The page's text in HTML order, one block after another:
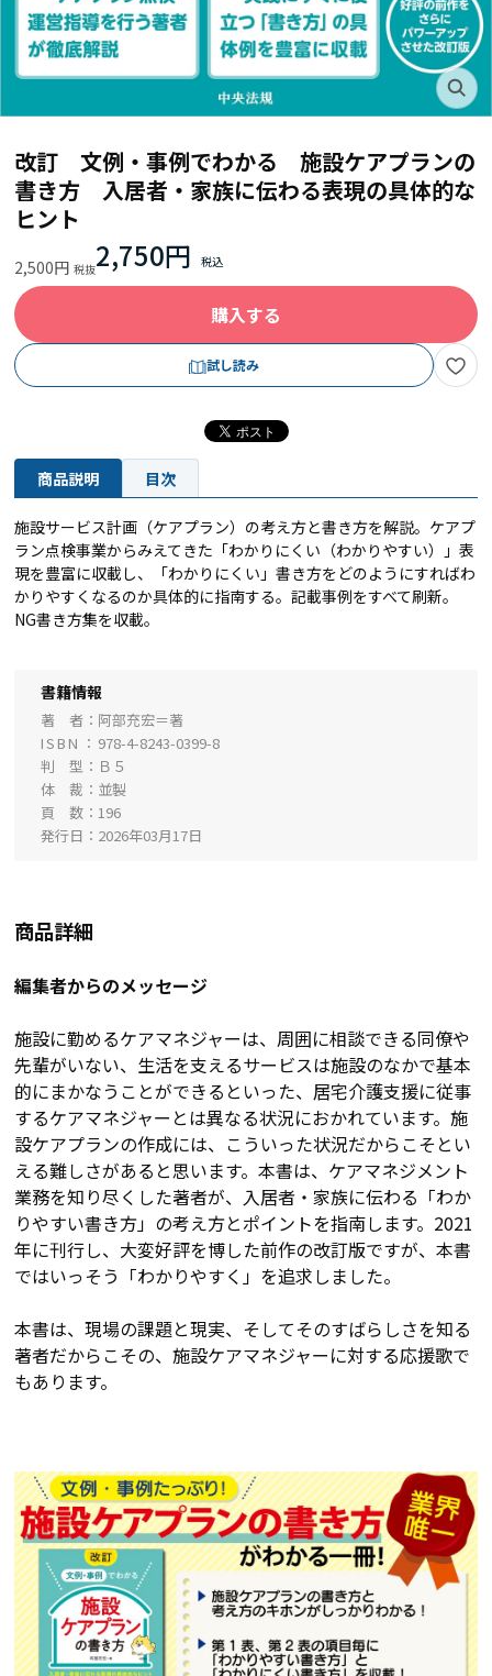
改訂 文例・事例でわかる 施設ケアプランの
書き方 入居者・家族に伝わる表現の具体的な
ヒント
2,500円 2,750円
購入する
試し読み
商品説明 目次
施設サービス計画（ケアプラン）の考え方と書き方を解説。ケアプ
ラン点検事業からみえてきた「わかりにくい（わかりやすい）」表
現を豊富に収載し、「わかりにくい」書き方をどのようにすればわ
かりやすくなるのか具体的に指南する。記載事例をすべて刷新。
NG書き方集を収載。
書籍情報
著 者
阿部充宏＝著
ISBN
978-4-8243-0399-8
判 型
Ｂ５
体 裁
並製
頁 数
196
発行日
2026年03月17日
商品詳細
編集者からのメッセージ
施設に勤めるケアマネジャーは、周囲に相談できる同僚や
先輩がいない、生活を支えるサービスは施設のなかで基本
的にまかなうことができるといった、居宅介護支援に従事
するケアマネジャーとは異なる状況におかれています。施
設ケアプランの作成には、こういった状況だからこそとい
える難しさがあると思います。本書は、ケアマネジメント
業務を知り尽くした著者が、入居者・家族に伝わる「わか
りやすい書き方」の考え方とポイントを指南します。2021
年に刊行し、大変好評を博した前作の改訂版ですが、本書
ではいっそう「わかりやすく」を追求しました。
本書は、現場の課題と現実、そしてそのすばらしさを知る
著者だからこその、施設ケアマネジャーに対する応援歌で
もあります。